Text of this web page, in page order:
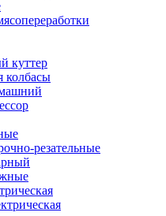
куттер
колбасы
резательные